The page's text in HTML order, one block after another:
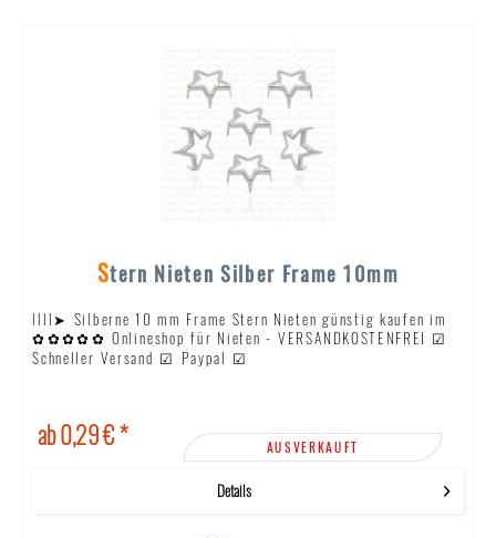
Stern Nieten Silber Frame 10mm
llll➤ Silberne 10 mm Frame Stern Nieten günstig kaufen im
✿✿✿✿✿ Onlineshop für Nieten - VERSANDKOSTENFREI ☑
Schneller Versand ☑ Paypal ☑
ab 0,29 € * AUSVERKAUFT
Details